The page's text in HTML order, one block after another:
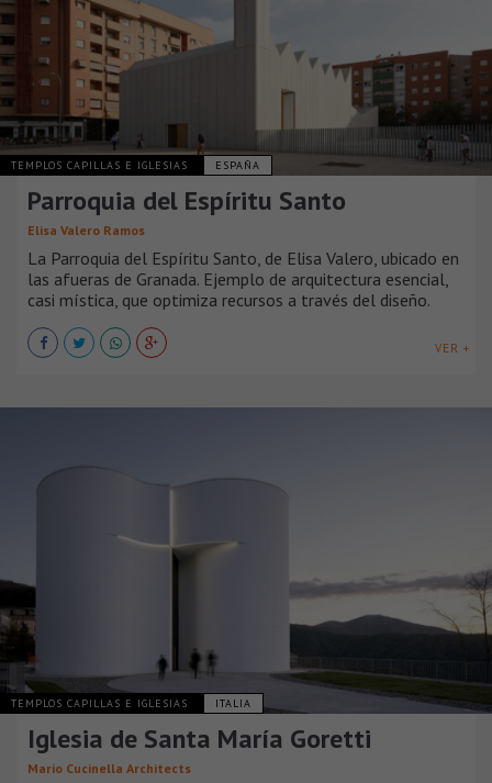
TEMPLOS CAPILLAS E IGLESIAS ESPAÑA
Parroquia del Espíritu Santo
Elisa Valero Ramos
La Parroquia del Espíritu Santo, de Elisa Valero, ubicado en
las afueras de Granada. Ejemplo de arquitectura esencial,
casi mística, que optimiza recursos a través del diseño.
VER +
TEMPLOS CAPILLAS E IGLESIAS ITALIA
Iglesia de Santa María Goretti
Mario Cucinella Architects